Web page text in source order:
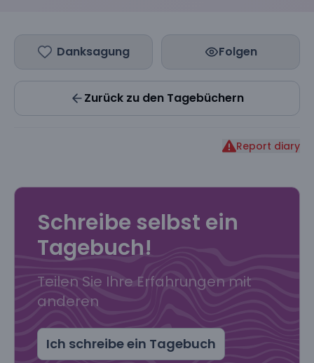
Danksagung Folgen
Zurück zu den Tagebüchern
Report diary
Schreibe selbst ein
Tagebuch!
Teilen Sie Ihre Erfahrungen mit
anderen
Ich schreibe ein Tagebuch